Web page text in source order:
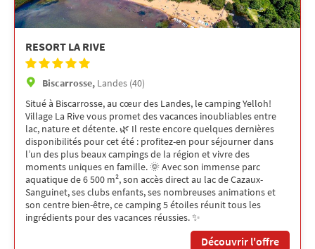
RESORT LA RIVE
Biscarrosse, Landes (40)
Situé à Biscarrosse, au cœur des Landes, le camping Yelloh!
Village La Rive vous promet des vacances inoubliables entre
lac, nature et détente. 🌿 Il reste encore quelques dernières
disponibilités pour cet été : profitez-en pour séjourner dans
l’un des plus beaux campings de la région et vivre des
moments uniques en famille. 🌞 Avec son immense parc
aquatique de 6 500 m², son accès direct au lac de Cazaux-
Sanguinet, ses clubs enfants, ses nombreuses animations et
son centre bien-être, ce camping 5 étoiles réunit tous les
ingrédients pour des vacances réussies. ✨
Découvrir l'offre